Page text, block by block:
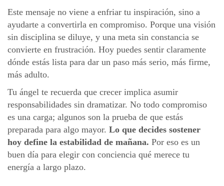
Este mensaje no viene a enfriar tu inspiración, sino a
ayudarte a convertirla en compromiso. Porque una visión
sin disciplina se diluye, y una meta sin constancia se
convierte en frustración. Hoy puedes sentir claramente
dónde estás lista para dar un paso más serio, más firme,
más adulto.
Tu ángel te recuerda que crecer implica asumir
responsabilidades sin dramatizar. No todo compromiso
es una carga; algunos son la prueba de que estás
preparada para algo mayor. Lo que decides sostener
hoy define la estabilidad de mañana. Por eso es un
buen día para elegir con conciencia qué merece tu
energía a largo plazo.